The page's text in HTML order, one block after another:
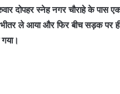
दोपहर स्नेह नगर चौराहे के पास
ले आया और फिर बीच सड़क पर